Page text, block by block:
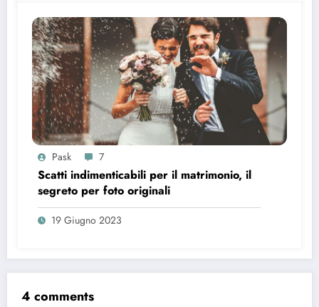
Pask 7
Scatti indimenticabili per il matrimonio, il
segreto per foto originali
19 Giugno 2023
4 comments